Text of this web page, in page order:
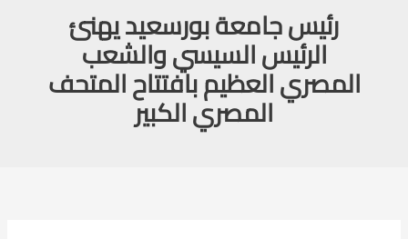
رئيس جامعة بورسعيد يهنئ
الرئيس السيسي والشعب
المصري العظيم بافتتاح المتحف
المصري الكبير